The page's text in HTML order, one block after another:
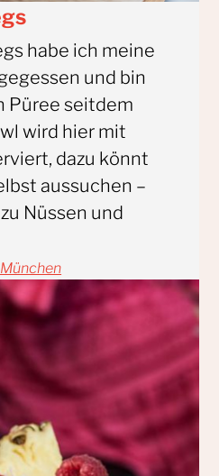
habe ich meine
und bin
Püree seitdem
wird hier mit
dazu könnt
aussuchen –
Nüssen und